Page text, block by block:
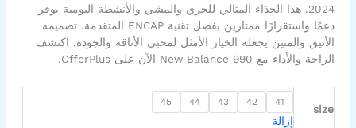
2024. هذا الحذاء المثالي للجري والمشي والأنشطة اليومية يوفر
دعمًا واستقرارًا ممتازين بفضل تقنية ENCAP المتقدمة. تصميمه
الأنيق والمتين يجعله الخيار الأمثل لمحبي الأناقة والجودة. اكتشف
الراحة والأداء مع New Balance 990 الآن على OfferPlus.
size
41
42
43
44
45
إزالة